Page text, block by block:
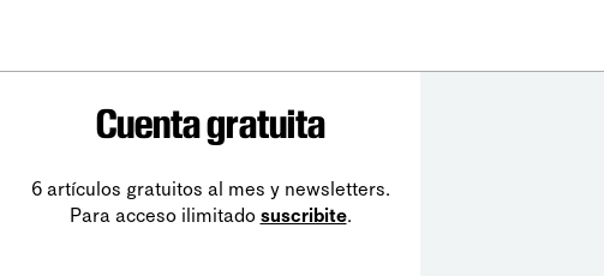
Cuenta gratuita
6 artículos gratuitos al mes y newsletters.
Para acceso ilimitado suscribite.